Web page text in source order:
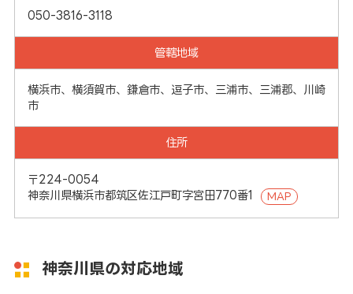
050-3816-3118
管轄地域
横浜市、横須賀市、鎌倉市、逗子市、三浦市、三浦郡、川崎
市
住所
〒224-0054
神奈川県横浜市都筑区佐江戸町字宮田770番1
MAP
神奈川県の対応地域